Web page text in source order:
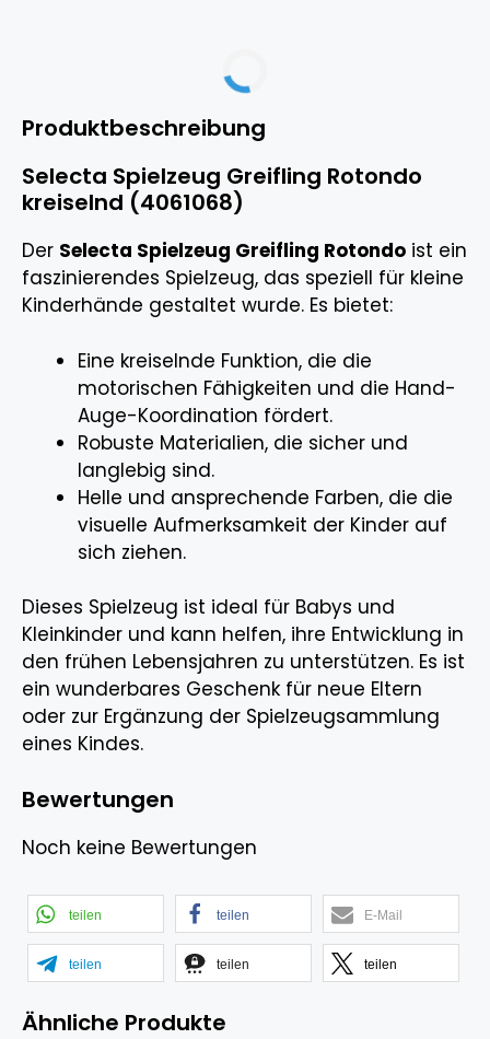
Produktbeschreibung
Selecta Spielzeug Greifling Rotondo
kreiselnd (4061068)
Der Selecta Spielzeug Greifling Rotondo ist ein
faszinierendes Spielzeug, das speziell für kleine
Kinderhände gestaltet wurde. Es bietet:
Eine kreiselnde Funktion, die die
motorischen Fähigkeiten und die Hand-
Auge-Koordination fördert.
Robuste Materialien, die sicher und
langlebig sind.
Helle und ansprechende Farben, die die
visuelle Aufmerksamkeit der Kinder auf
sich ziehen.
Dieses Spielzeug ist ideal für Babys und
Kleinkinder und kann helfen, ihre Entwicklung in
den frühen Lebensjahren zu unterstützen. Es ist
ein wunderbares Geschenk für neue Eltern
oder zur Ergänzung der Spielzeugsammlung
eines Kindes.
Bewertungen
Noch keine Bewertungen
teilen teilen E-Mail
teilen teilen teilen
Ähnliche Produkte